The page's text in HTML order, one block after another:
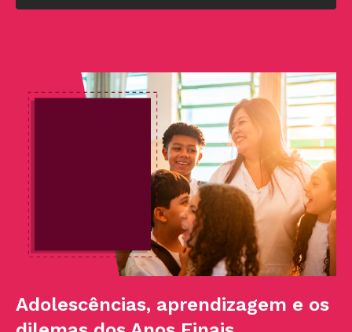
Adolescências, aprendizagem e os